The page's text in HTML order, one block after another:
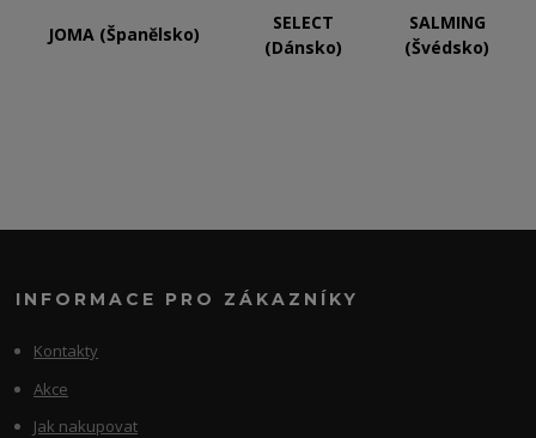
JOMA (Španělsko)
SELECT
(Dánsko)
SALMING
(Švédsko)
INFORMACE PRO ZÁKAZNÍKY
Kontakty
Akce
Jak nakupovat